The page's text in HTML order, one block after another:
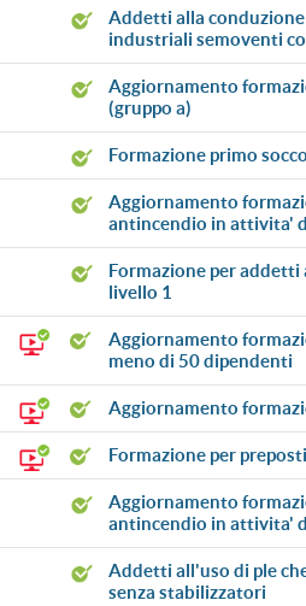
addetti alla conduzione dei carrelli elevatori
industriali semoventi
aggiornamento formazione primo soccorso
(gruppo a)
formazione primo
aggiornamento formazione per addetti
antincendio in attivita'
formazione per addetti antincendio in attivita' di
livello 1
aggiornamento formazione rls - aziende con
meno di 50 dipendenti
aggiornamento
formazione per preposti
aggiornamento formazione per addetti
antincendio in attivita'
addetti all'uso di ple che possono operare con e
senza stabilizzatori